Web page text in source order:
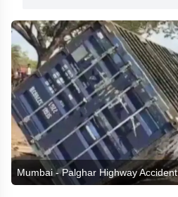
Mumbai - Palghar Highway Accident